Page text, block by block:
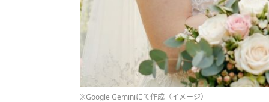
※Google Geminiにて作成（イメージ）